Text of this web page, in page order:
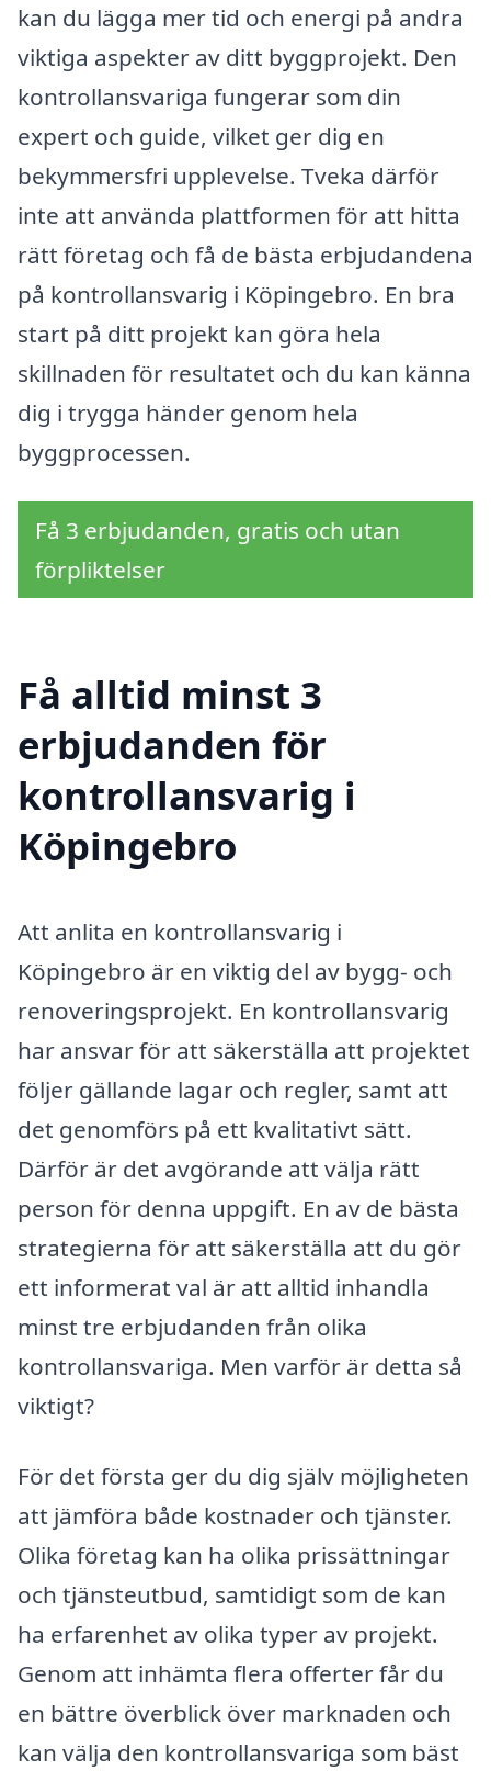
kan du lägga mer tid och energi på andra
viktiga aspekter av ditt byggprojekt. Den
kontrollansvariga fungerar som din
expert och guide, vilket ger dig en
bekymmersfri upplevelse. Tveka därför
inte att använda plattformen för att hitta
rätt företag och få de bästa erbjudandena
på kontrollansvarig i Köpingebro. En bra
start på ditt projekt kan göra hela
skillnaden för resultatet och du kan känna
dig i trygga händer genom hela
byggprocessen.
Få 3 erbjudanden, gratis och utan
förpliktelser
Få alltid minst 3
erbjudanden för
kontrollansvarig i
Köpingebro
Att anlita en kontrollansvarig i
Köpingebro är en viktig del av bygg- och
renoveringsprojekt. En kontrollansvarig
har ansvar för att säkerställa att projektet
följer gällande lagar och regler, samt att
det genomförs på ett kvalitativt sätt.
Därför är det avgörande att välja rätt
person för denna uppgift. En av de bästa
strategierna för att säkerställa att du gör
ett informerat val är att alltid inhandla
minst tre erbjudanden från olika
kontrollansvariga. Men varför är detta så
viktigt?
För det första ger du dig själv möjligheten
att jämföra både kostnader och tjänster.
Olika företag kan ha olika prissättningar
och tjänsteutbud, samtidigt som de kan
ha erfarenhet av olika typer av projekt.
Genom att inhämta flera offerter får du
en bättre överblick över marknaden och
kan välja den kontrollansvariga som bäst